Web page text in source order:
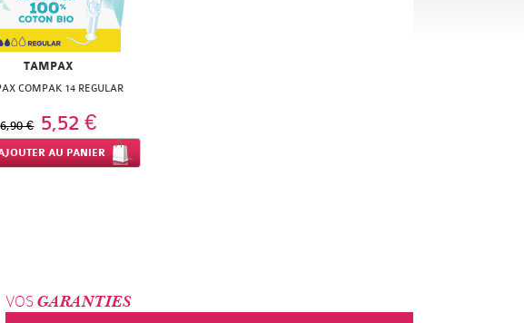
TAMPAX
COMPAK 14 REGULAR
6,90 € 5,52 €
à ma liste d’envie
AU PANIER
VOSGARANTIES